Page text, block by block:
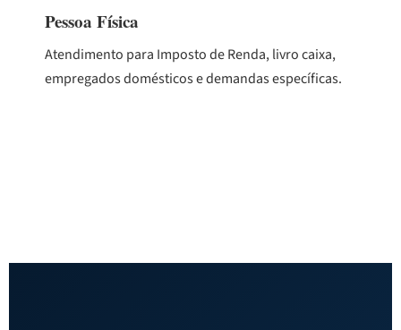
Pessoa Física
Atendimento para Imposto de Renda, livro caixa,
empregados domésticos e demandas específicas.